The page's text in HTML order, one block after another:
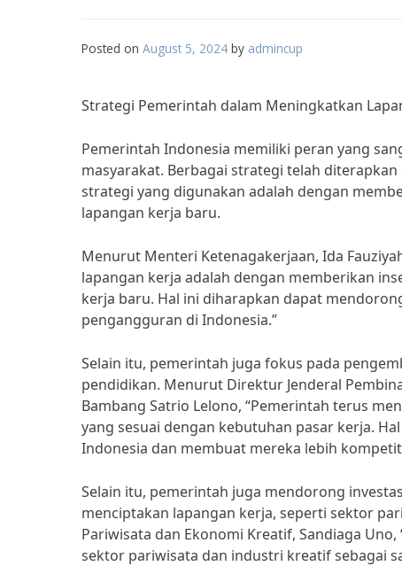
Posted on August 5, 2024 by admincup
Strategi Pemerintah dalam Meningkatkan
Pemerintah Indonesia memiliki peran yang
masyarakat. Berbagai strategi telah
strategi yang digunakan adalah dengan
lapangan kerja baru.
Menurut Menteri Ketenagakerjaan, Ida
lapangan kerja adalah dengan memberikan
kerja baru. Hal ini diharapkan dapat
pengangguran di Indonesia.”
Selain itu, pemerintah juga fokus pada
pendidikan. Menurut Direktur Jenderal
Bambang Satrio Lelono, “Pemerintah terus
yang sesuai dengan kebutuhan pasar kerja.
Indonesia dan membuat mereka lebih
Selain itu, pemerintah juga mendorong
menciptakan lapangan kerja, seperti sektor
Pariwisata dan Ekonomi Kreatif, Sandiaga
sektor pariwisata dan industri kreatif sebagai